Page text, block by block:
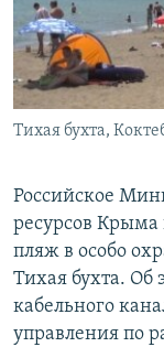
ПОБЕДИТЕЛЕЙ НЕ
УКРАИНСКАЯ
ПРИСОЕДИНЯЙТЕСЬ!
Тихая бухта,
Российское
ресурсов
пляж в особо
Тихая бухта. Об
кабельного
управления по